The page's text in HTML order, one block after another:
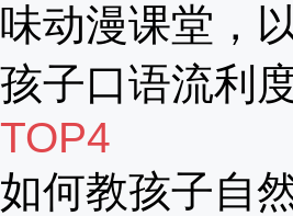
味动漫课堂，
孩子口语流利度
TOP4
如何教孩子自